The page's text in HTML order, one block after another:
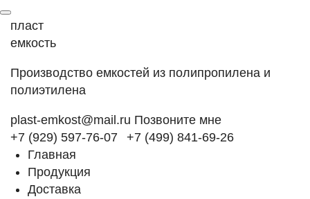
пласт
емкость
Производство емкостей из полипропилена и
полиэтилена
plast-emkost@mail.ru Позвоните мне
+7 (929) 597-76-07
+7 (499) 841-69-26
Главная
Продукция
Доставка